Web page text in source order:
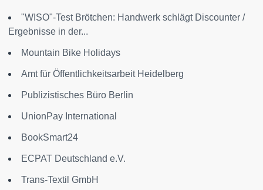
"WISO"-Test Brötchen: Handwerk schlägt Discounter /
Ergebnisse in der...
Mountain Bike Holidays
Amt für Öffentlichkeitsarbeit Heidelberg
Publizistisches Büro Berlin
UnionPay International
BookSmart24
ECPAT Deutschland e.V.
Trans-Textil GmbH